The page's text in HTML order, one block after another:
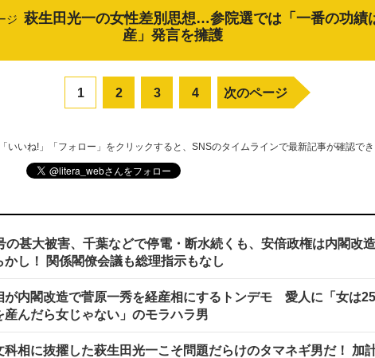
ジ 萩生田光一の女性差別思想…参院選では「一番の功績
産」発言を擁護
1 2 3 4 次のページ
「いいね!」「フォロー」をクリックすると、SNSのタイムラインで最新記事が確認でき
の甚大被害、千葉などで停電・断水続くも、安倍政権は内閣改
かし！ 関係閣僚会議も総理指示もなし
が内閣改造で菅原一秀を経産相にするトンデモ 愛人に「女は25
産んだら女じゃない」のモラハラ男
科相に抜擢した萩生田光一こそ問題だらけのタマネギ男だ！ 加